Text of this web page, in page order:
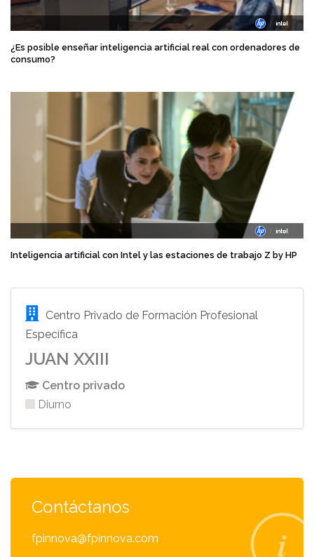
¿Es posible enseñar inteligencia artificial real con ordenadores de
consumo?
Inteligencia artificial con Intel y las estaciones de trabajo Z by HP
Centro Privado de Formación Profesional
Específica
JUAN XXIII
Centro privado
Diurno
Contáctanos
fpinnova@fpinnova.com